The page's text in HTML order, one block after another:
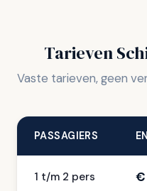
Tarieven
Vaste tarieven, geen
PASSAGIERS
1 t/m 2 pers €